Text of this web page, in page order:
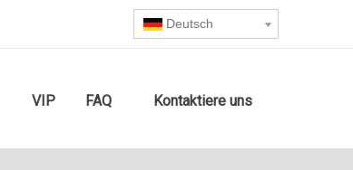
Deutsch
VIP FAQ Kontaktiere uns